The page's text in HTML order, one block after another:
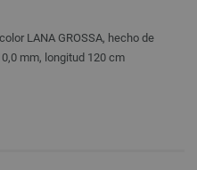
LANA GROSSA, hecho de
mm, longitud 120 cm